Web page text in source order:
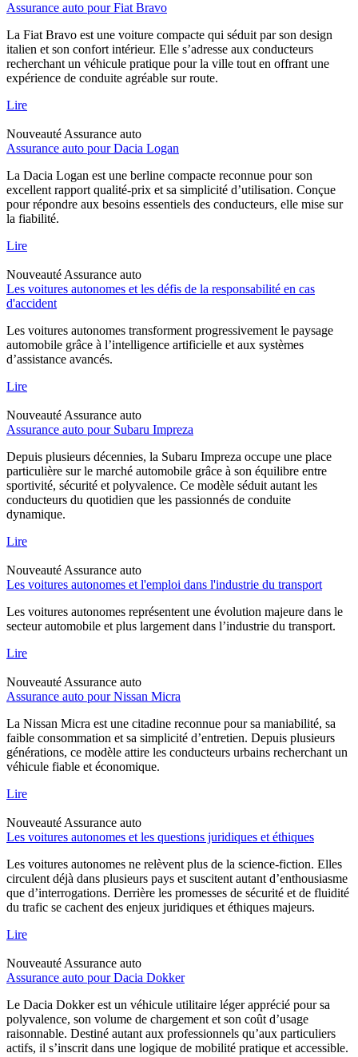
Assurance auto pour Fiat Bravo
La Fiat Bravo est une voiture compacte qui séduit par son design
italien et son confort intérieur. Elle s’adresse aux conducteurs
recherchant un véhicule pratique pour la ville tout en offrant une
expérience de conduite agréable sur route.
Lire
Nouveauté Assurance auto
Assurance auto pour Dacia Logan
La Dacia Logan est une berline compacte reconnue pour son
excellent rapport qualité-prix et sa simplicité d’utilisation. Conçue
pour répondre aux besoins essentiels des conducteurs, elle mise sur
la fiabilité.
Lire
Nouveauté Assurance auto
Les voitures autonomes et les défis de la responsabilité en cas
d'accident
Les voitures autonomes transforment progressivement le paysage
automobile grâce à l’intelligence artificielle et aux systèmes
d’assistance avancés.
Lire
Nouveauté Assurance auto
Assurance auto pour Subaru Impreza
Depuis plusieurs décennies, la Subaru Impreza occupe une place
particulière sur le marché automobile grâce à son équilibre entre
sportivité, sécurité et polyvalence. Ce modèle séduit autant les
conducteurs du quotidien que les passionnés de conduite
dynamique.
Lire
Nouveauté Assurance auto
Les voitures autonomes et l'emploi dans l'industrie du transport
Les voitures autonomes représentent une évolution majeure dans le
secteur automobile et plus largement dans l’industrie du transport.
Lire
Nouveauté Assurance auto
Assurance auto pour Nissan Micra
La Nissan Micra est une citadine reconnue pour sa maniabilité, sa
faible consommation et sa simplicité d’entretien. Depuis plusieurs
générations, ce modèle attire les conducteurs urbains recherchant un
véhicule fiable et économique.
Lire
Nouveauté Assurance auto
Les voitures autonomes et les questions juridiques et éthiques
Les voitures autonomes ne relèvent plus de la science-fiction. Elles
circulent déjà dans plusieurs pays et suscitent autant d’enthousiasme
que d’interrogations. Derrière les promesses de sécurité et de fluidité
du trafic se cachent des enjeux juridiques et éthiques majeurs.
Lire
Nouveauté Assurance auto
Assurance auto pour Dacia Dokker
Le Dacia Dokker est un véhicule utilitaire léger apprécié pour sa
polyvalence, son volume de chargement et son coût d’usage
raisonnable. Destiné autant aux professionnels qu’aux particuliers
actifs, il s’inscrit dans une logique de mobilité pratique et accessible.